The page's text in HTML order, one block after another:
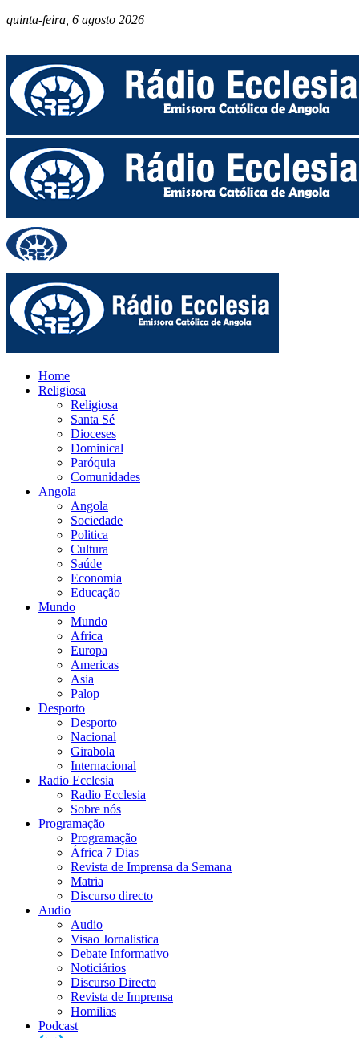
quinta-feira, 6 agosto 2026
Home
Religiosa
Religiosa
Santa Sé
Dioceses
Dominical
Paróquia
Comunidades
Angola
Angola
Sociedade
Politica
Cultura
Saúde
Economia
Educação
Mundo
Mundo
Africa
Europa
Americas
Asia
Palop
Desporto
Desporto
Nacional
Girabola
Internacional
Radio Ecclesia
Radio Ecclesia
Sobre nós
Programação
Programação
África 7 Dias
Revista de Imprensa da Semana
Matria
Discurso directo
Audio
Audio
Visao Jornalistica
Debate Informativo
Noticiários
Discurso Directo
Revista de Imprensa
Homilias
Podcast